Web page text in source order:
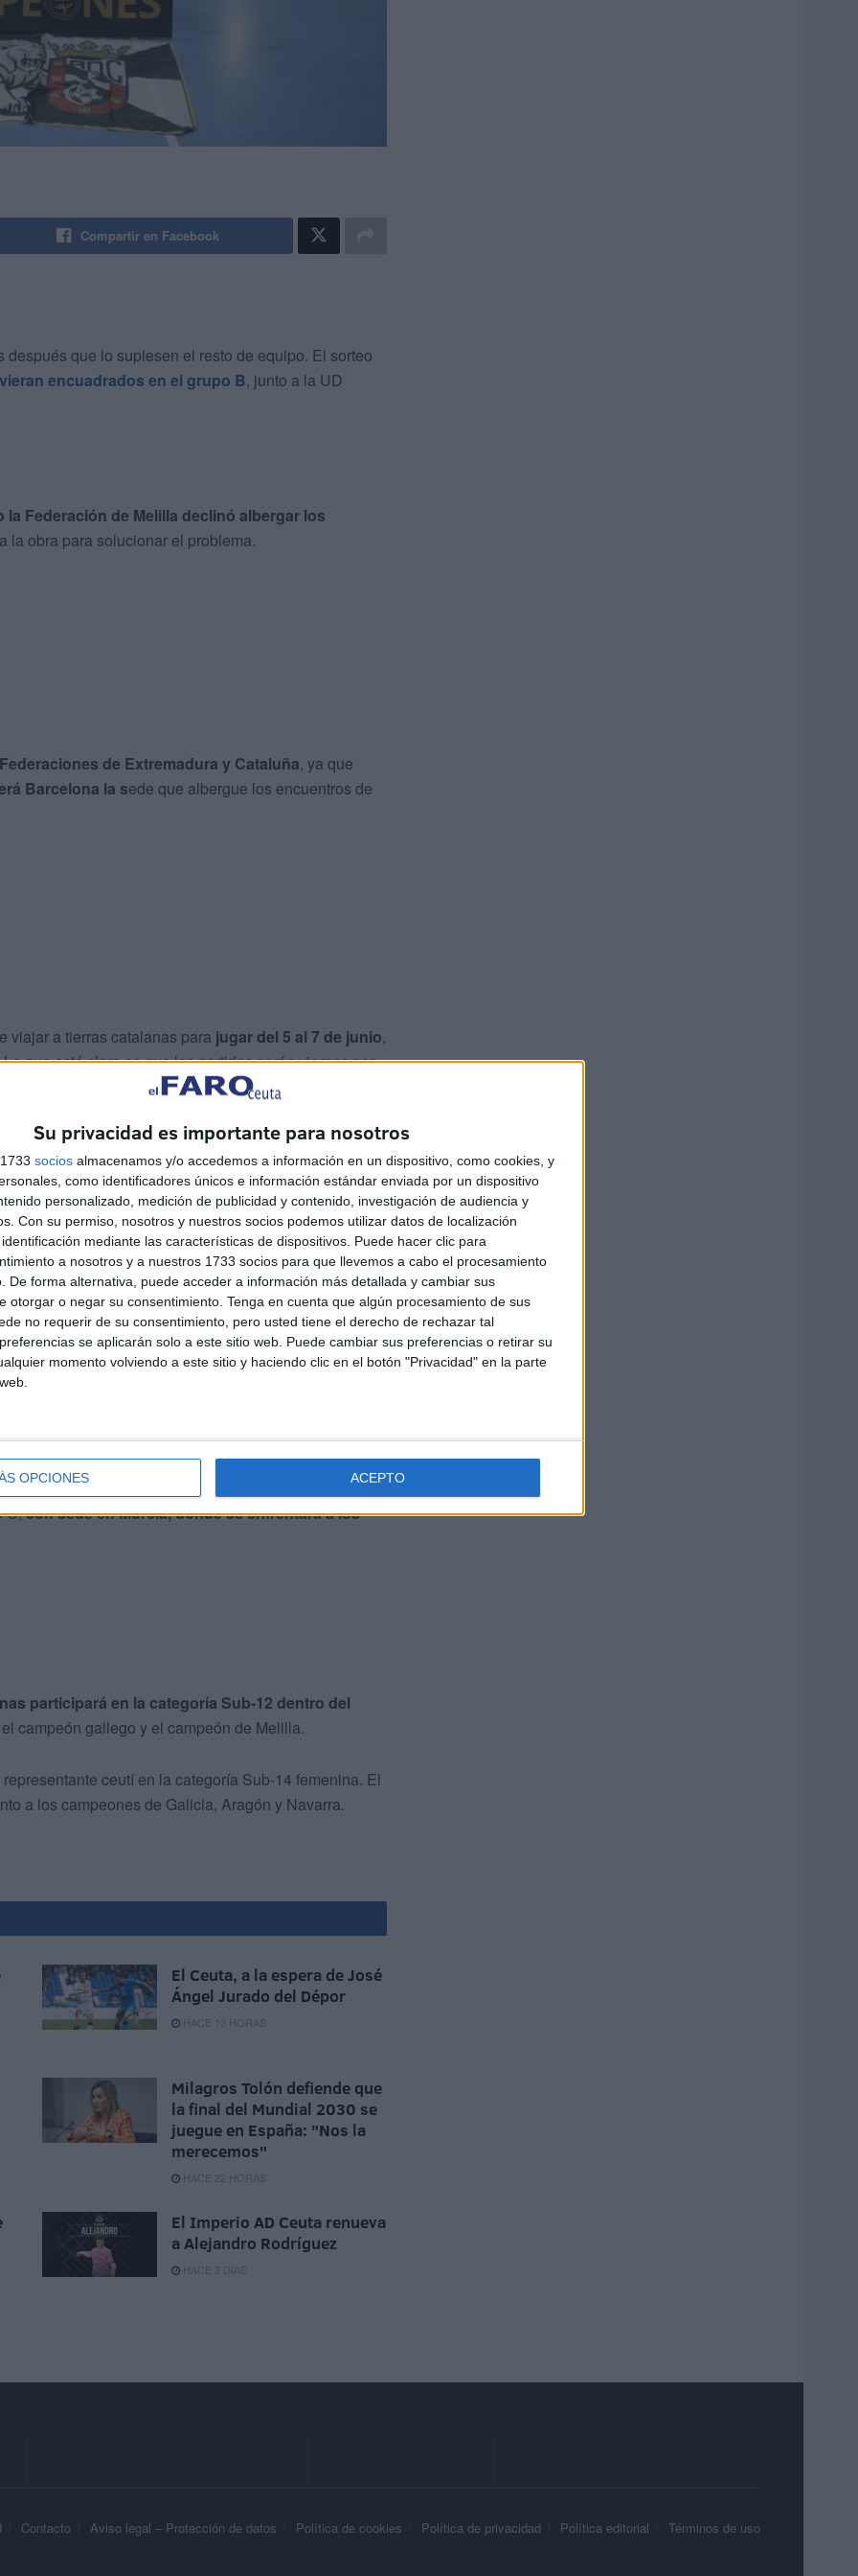
Su privacidad es importante para nosotros
socios almacenamos y/o accedemos a información en un dispositivo, como cookies, y
como identificadores únicos e información estándar enviada por un dispositivo
personalizado, medición de publicidad y contenido, investigación de audiencia y
Con su permiso, nosotros y nuestros socios podemos utilizar datos de localización
mediante las características de dispositivos. Puede hacer clic para
a nosotros y a nuestros 1733 socios para que llevemos a cabo el procesamiento
De forma alternativa, puede acceder a información más detallada y cambiar sus
otorgar o negar su consentimiento. Tenga en cuenta que algún procesamiento de sus
no requerir de su consentimiento, pero usted tiene el derecho de rechazar tal
se aplicarán solo a este sitio web. Puede cambiar sus preferencias o retirar su
momento volviendo a este sitio y haciendo clic en el botón "Privacidad" en la parte
OPCIONES ACEPTO
Compartir en Facebook
después que lo supiesen el resto de equipo. El sorteo
encuadrados en el grupo B, junto a la UD
la Federación de Melilla declinó albergar los
la obra para solucionar el problema.
de Extremadura y Cataluña, ya que
Barcelona la sede que albergue los encuentros de
viajar a tierras catalanas para jugar del 5 al 7 de junio,
que está claro es que los partidos serán viernes por
quedado encuadrado en el Grupo B, que tendrá
compartirá grupo con los campeones de
Canarias.
de Ceuta en la categoría Sub-16 masculina. El
C,con sede en Murcia, donde se enfrentará a los
participará en la categoría Sub-12 dentro del
campeón gallego y el campeón de Melilla.
representante ceutí en la categoría Sub-14 femenina. El
a los campeones de Galicia, Aragón y Navarra.
El Ceuta, a la espera de José
Ángel Jurado del Dépor
HACE 13 HORAS
Milagros Tolón defiende que
la final del Mundial 2030 se
juegue en España: "Nos la
merecemos"
HACE 22 HORAS
El Imperio AD Ceuta renueva
a Alejandro Rodríguez
HACE 2 DÍAS
Contacto Aviso legal – Protección de datos Política de cookies Política de privacidad Política editorial Términos de uso